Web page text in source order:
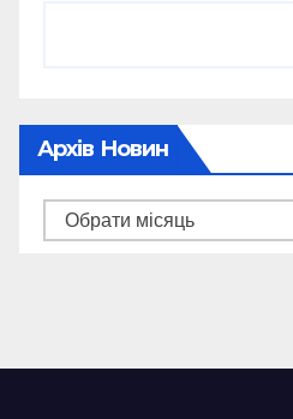
Архів Новин
Архів